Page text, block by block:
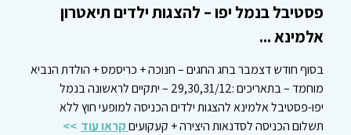
פסטיבל בנמל יפו – להצגות ילדים תיאטרון
אלמינא ...
בסוף חודש דצמבר בחג החגים – חנוכה + כריסמס + הולדת הנביא
מוחמד – בתאריכים :29,30,31/12 – יתקיים לראשונה בנמל
יפו-פסטיבל אלמינא להצגות ילדים הכניסה למופעי חוץ ללא
תשלום הכניסה לסדנאות היצירה + קעקועיםקראו עוד